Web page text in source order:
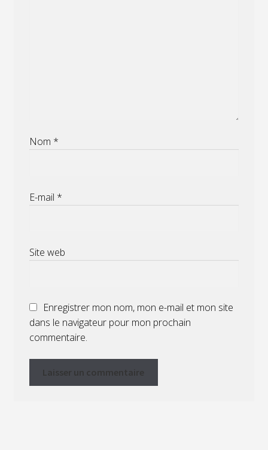
Nom *
E-mail *
Site web
Enregistrer mon nom, mon e-mail et mon site
dans le navigateur pour mon prochain
commentaire.